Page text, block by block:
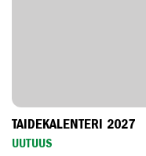
TAIDEKALENTERI 2027
UUTUUS